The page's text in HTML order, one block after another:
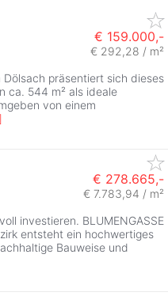
€ 159.000,-
€ 292,28 / m²
präsentiert sich dieses
ca. 544 m² als ideale
von einem
€ 278.665,-
€ 7.783,94 / m²
investieren. BLUMENGASSE
entsteht ein hochwertiges
Bauweise und